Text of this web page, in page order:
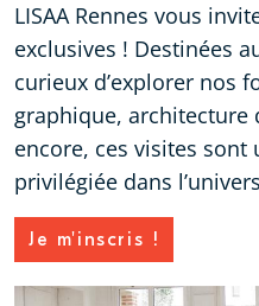
LISAA Rennes vous
exclusives ! Destinées
curieux d’explorer nos
graphique, architecture
encore, ces visites sont
privilégiée dans
Je m'inscris !